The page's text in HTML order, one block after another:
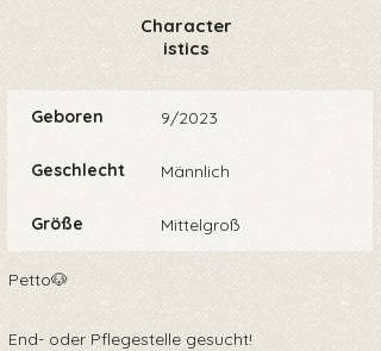
Character
istics
Geboren 9/2023
Geschlecht Männlich
Größe Mittelgroß
Petto🐶
End- oder Pflegestelle gesucht!